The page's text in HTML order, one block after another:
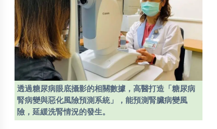
透過糖尿病眼底攝影的相關數據，高醫打造「糖尿病
腎病變與惡化風險預測系統」，能預測腎臟病變風
險，延緩洗腎情況的發生。